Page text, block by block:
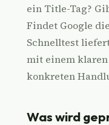
ein Title-Tag?
Findet Google
Schnelltest
mit einem klaren
konkreten
Was wird